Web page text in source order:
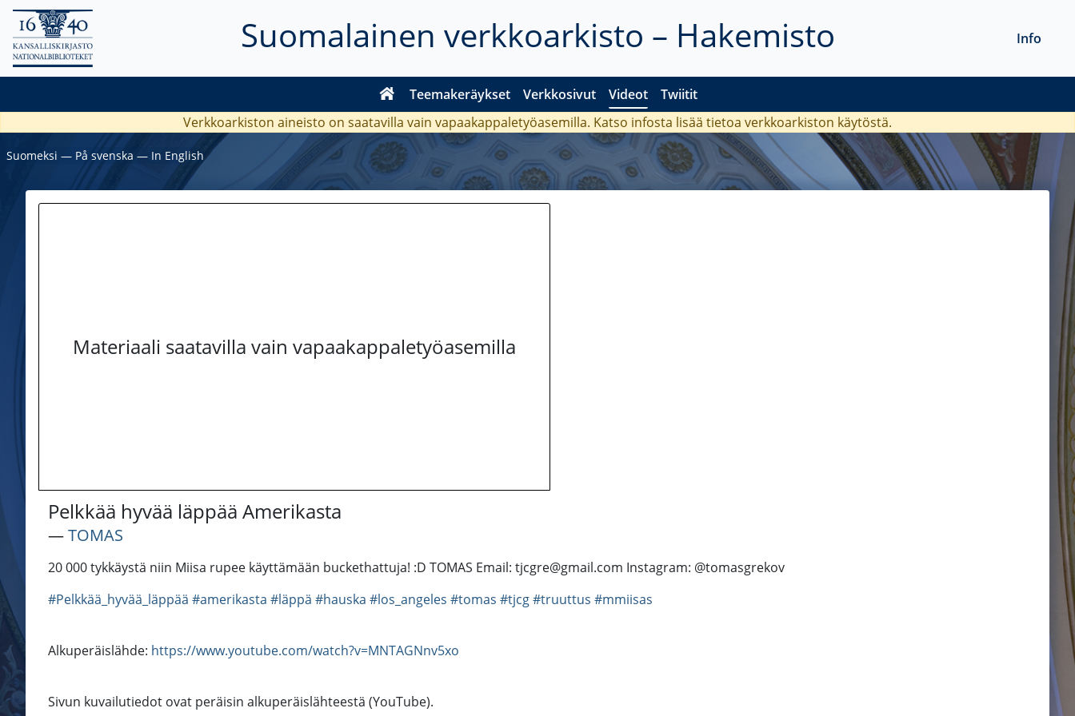
Suomalainen verkkoarkisto – Hakemisto
Teemakeräykset Verkkosivut Videot Twiitit
Info
Verkkoarkiston aineisto on saatavilla vain vapaakappaletyöasemilla. Katso infosta lisää tietoa verkkoarkiston käytöstä.
Suomeksi ― På svenska ― In English
Materiaali saatavilla vain vapaakappaletyöasemilla
Pelkkää hyvää läppää Amerikasta
―TOMAS
20 000 tykkäystä niin Miisa rupee käyttämään buckethattuja! :D TOMAS Email: tjcgre@gmail.com Instagram: @tomasgrekov
#Pelkkää_hyvää_läppää #amerikasta #läppä #hauska #los_angeles #tomas #tjcg#truuttus #mmiisas
Alkuperäislähde: https://www.youtube.com/watch?v=MNTAGNnv5xo
Sivun kuvailutiedot ovat peräisin alkuperäislähteestä (YouTube).